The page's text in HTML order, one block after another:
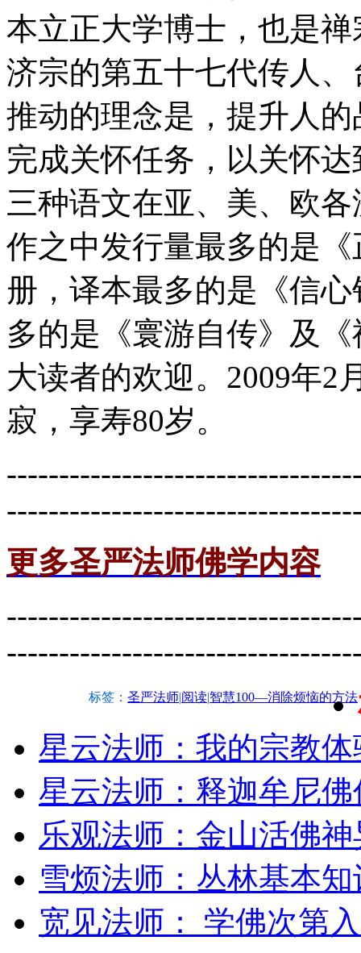
本立正大学博士，也是
济宗的第五十七代传人
推动的理念是，提升人
完成关怀任务，以关怀
三种语文在亚、美、欧
作之中发行量最多的是
册，译本最多的是《信
多的是《寰游自传》及
大读者的欢迎。2009年2
寂，享寿80岁。
更多圣严法师佛学内容
标签： 圣严法师|阅读|智慧100—消除烦恼的方法
星云法师：我的宗教
星云法师：释迦牟尼
乐观法师：金山活佛
雪烦法师：丛林基本
宽见法师： 学佛次第